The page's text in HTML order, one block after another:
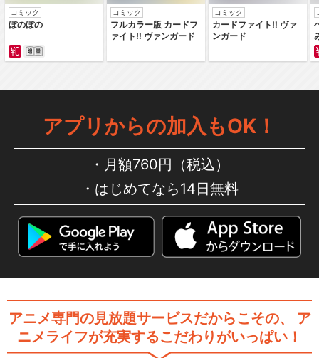
コミック
ぼのぼの
コミック
フルカラー版 カードフ
ァイト‼ ヴァンガード
コミック
カードファイト‼ ヴァ
ンガード
アプリからの加入もOK！
月額760円（税込）
はじめてなら14日無料
アニメ専門の見放題サービスだからこその、
ア
ニメライフが充実するこだわりがいっぱい！